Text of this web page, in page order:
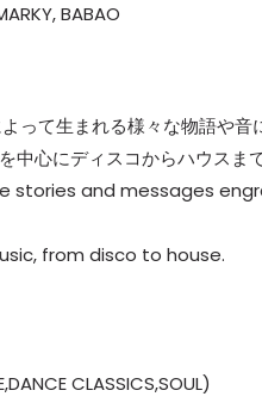
BABAO
って生まれる様々な物語や音
中心にディスコからハウスまで
stories and messages
from disco to house.
CLASSICS,SOUL)